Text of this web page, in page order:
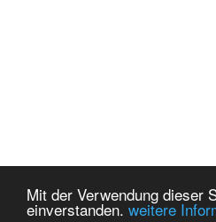
Mit der Verwendung dieser
einverstanden. weitere